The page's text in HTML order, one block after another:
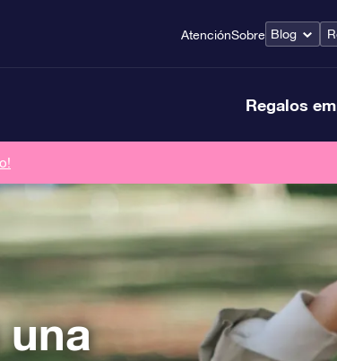
AtenciónSobre Blog
Regalos
una